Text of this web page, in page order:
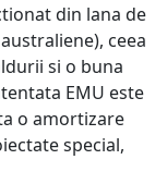
din lana de
ceea
si o buna
EMU este
o amortizare
special,